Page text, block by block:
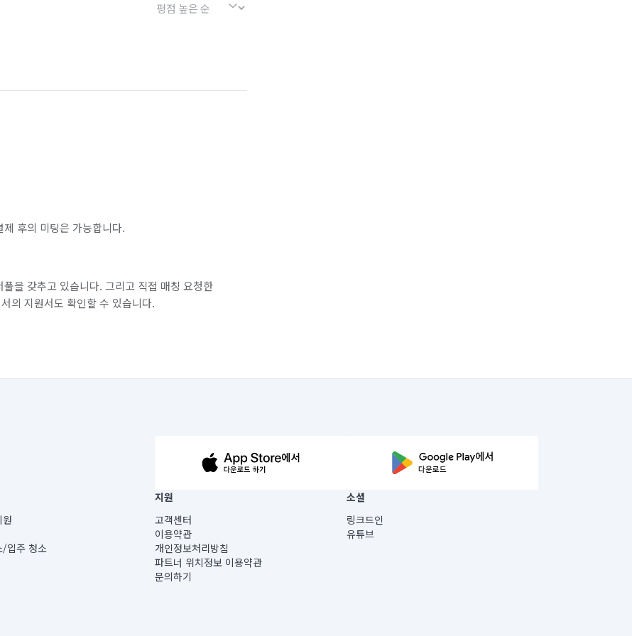
후의 미팅은 가능합니다.
을 갖추고 있습니다. 그리고 직접 매칭 요청한
의 지원서도 확인할 수 있습니다.
14-5-00019 |
) |
) B동 5층
소
/입주 청소
지원
고객센터
이용약관
개인정보처리방침
파트너 위치정보 이용약관
문의하기
소셜
링크드인
유튜브